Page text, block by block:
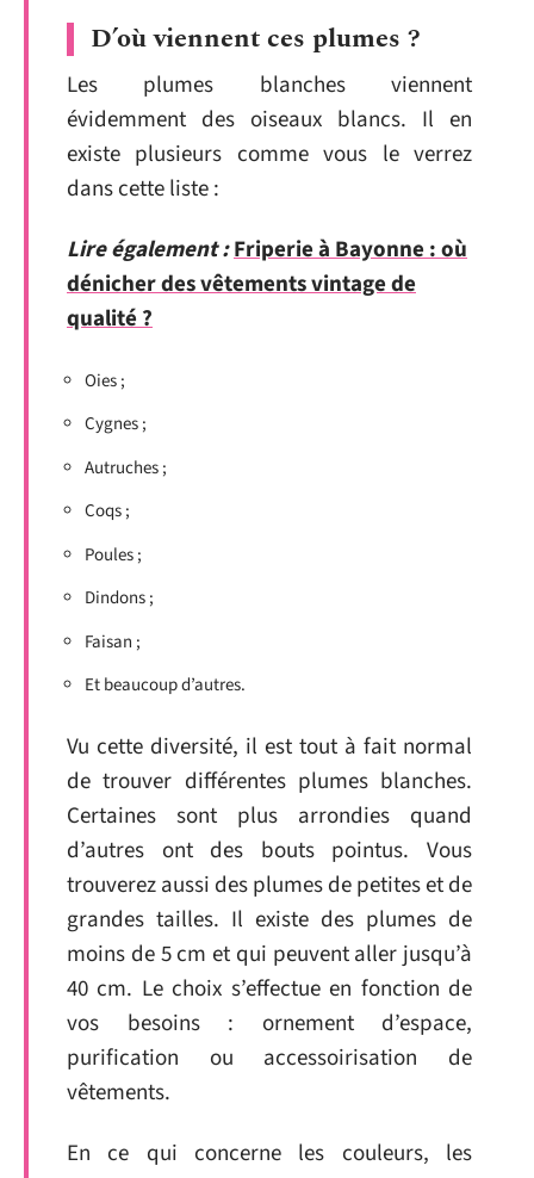
D’où viennent ces plumes ?
Les plumes blanches viennent
évidemment des oiseaux blancs. Il en
existe plusieurs comme vous le verrez
dans cette liste :
Lire également :Friperie à Bayonne : où
dénicher des vêtements vintage de
qualité ?
Oies ;
Cygnes ;
Autruches ;
Coqs ;
Poules ;
Dindons ;
Faisan ;
Et beaucoup d’autres.
Vu cette diversité, il est tout à fait normal
de trouver différentes plumes blanches.
Certaines sont plus arrondies quand
d’autres ont des bouts pointus. Vous
trouverez aussi des plumes de petites et de
grandes tailles. Il existe des plumes de
moins de 5 cm et qui peuvent aller jusqu’à
40 cm. Le choix s’effectue en fonction de
vos besoins : ornement d’espace,
purification ou accessoirisation de
vêtements.
En ce qui concerne les couleurs, les